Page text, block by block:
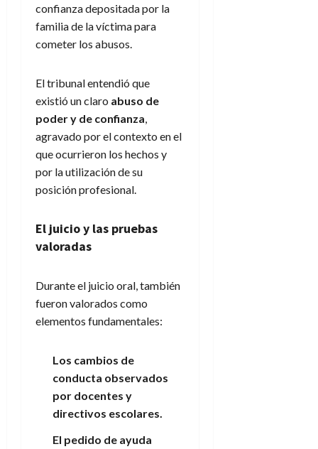
confianza depositada por la
familia de la víctima para
cometer los abusos.
El tribunal entendió que
existió un claro abuso de
poder y de confianza,
agravado por el contexto en el
que ocurrieron los hechos y
por la utilización de su
posición profesional.
El juicio y las pruebas
valoradas
Durante el juicio oral, también
fueron valorados como
elementos fundamentales:
Los cambios de
conducta observados
por docentes y
directivos escolares.
El pedido de ayuda